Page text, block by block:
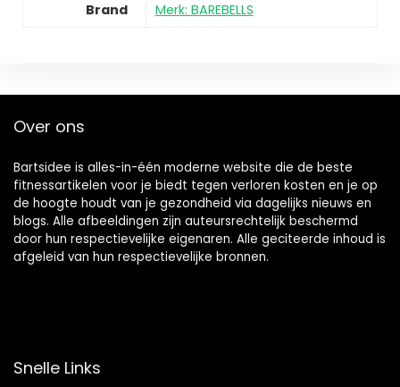
Brand Merk: BAREBELLS
Over ons
Bartsidee is alles-in-één moderne website die de beste
fitnessartikelen voor je biedt tegen verloren kosten en je op
de hoogte houdt van je gezondheid via dagelijks nieuws en
blogs. Alle afbeeldingen zijn auteursrechtelijk beschermd
door hun respectievelijke eigenaren. Alle geciteerde inhoud is
afgeleid van hun respectievelijke bronnen.
Snelle Links